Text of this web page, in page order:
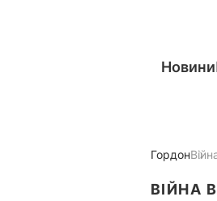
Новини
Гордон
ВІЙНА